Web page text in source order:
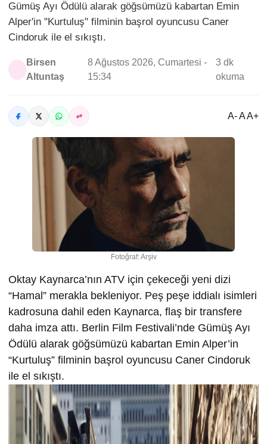
Gümüş Ayı Ödülü alarak göğsümüzü kabartan Emin
Alper'in "Kurtuluş" filminin başrol oyuncusu Caner
Cindoruk ile el sıkıştı.
Birsen
Altuntaş
8 Ağustos 2026, Cumartesi -
15:34
3 dk
okuma
A- A A+
Fotoğraf: Arşiv
Oktay Kaynarca’nın ATV için çekeceği yeni dizi
“Hamal” merakla bekleniyor. Peş peşe iddialı isimleri
kadrosuna dahil eden Kaynarca, flaş bir transfere
daha imza attı. Berlin Film Festivali’nde Gümüş Ayı
Ödülü alarak göğsümüzü kabartan Emin Alper’in
“Kurtuluş” filminin başrol oyuncusu Caner Cindoruk
ile el sıkıştı.